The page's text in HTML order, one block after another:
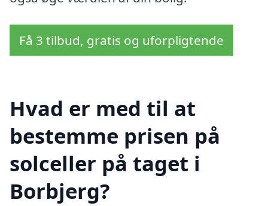
Få 3 tilbud, gratis og uforpligtende
Hvad er med til at
bestemme prisen på
solceller på taget i
Borbjerg?